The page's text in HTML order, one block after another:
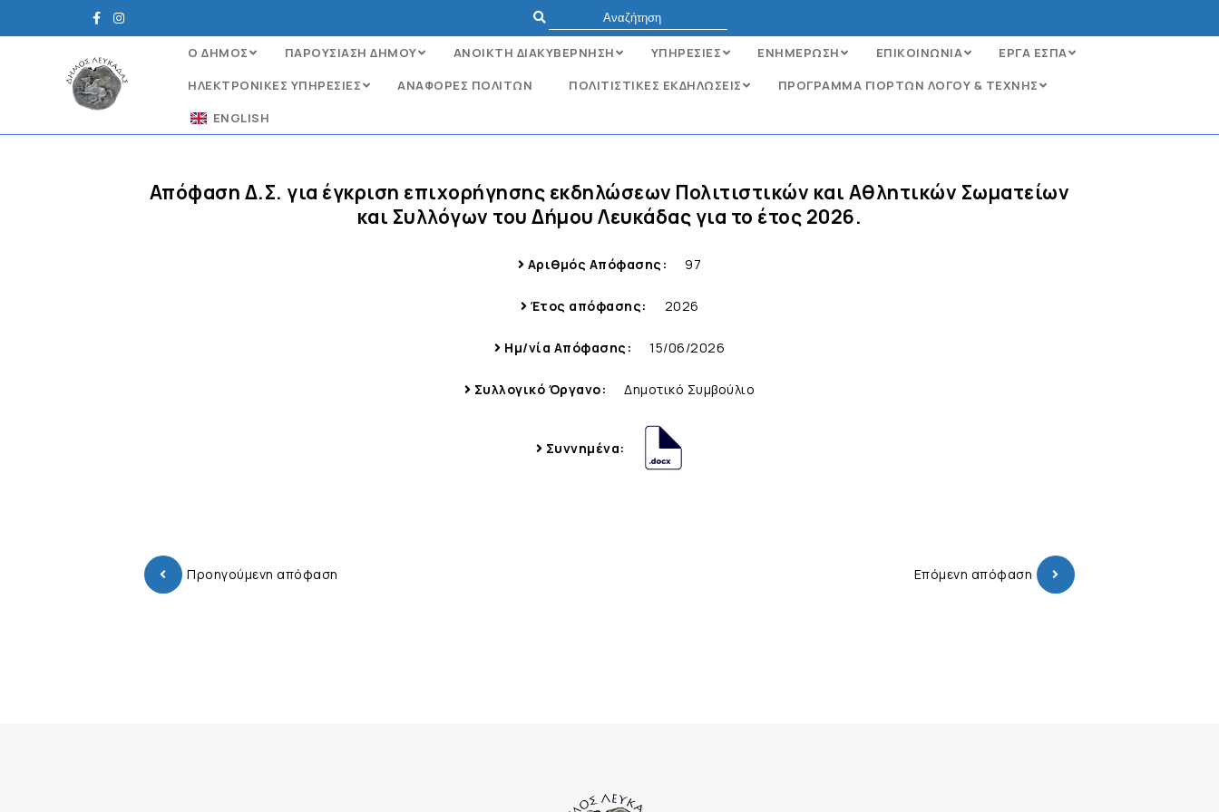
Ο ΔΗΜΟΣ ΠΑΡΟΥΣΙΑΣΗ ΔΗΜΟΥ ΑΝΟΙΚΤΗ ΔΙΑΚΥΒΕΡΝΗΣΗ ΥΠΗΡΕΣΙΕΣ ΕΝΗΜΕΡΩΣΗ ΕΠΙΚΟΙΝΩΝΙΑ
ΕΡΓΑ ΕΣΠΑ
ΗΛΕΚΤΡΟΝΙΚΈΣ ΥΠΗΡΕΣΊΕΣ
ΑΝΑΦΟΡΈΣ ΠΟΛΙΤΏΝ ΠΟΛΙΤΙΣΤΙΚΕΣ ΕΚΔΗΛΩΣΕΙΣ
ΠΡΟΓΡΑΜΜΑ ΓΙΟΡΤΩΝ ΛΟΓΟΥ & ΤΕΧΝΗΣ
ENGLISH
Απόφαση Δ.Σ. για έγκριση επιχορήγησης εκδηλώσεων Πολιτιστικών και Αθλητικών Σωματείων
και Συλλόγων του Δήμου Λευκάδας για το έτος 2026.
Αριθμός Απόφασης: 97
Έτος απόφασης: 2026
Ημ/νία Απόφασης: 15/06/2026
Συλλογικό Όργανο: Δημοτικό Συμβούλιο
Συννημένα:
Προηγούμενη απόφαση Επόμενη απόφαση